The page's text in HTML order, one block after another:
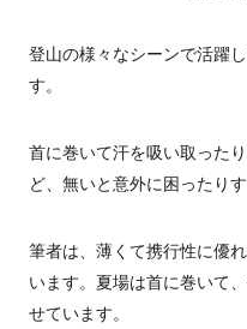
登山の様々なシーンで活躍
す。
首に巻いて汗を吸い取った
ど、無いと意外に困ったり
筆者は、薄くて携行性に優
います。夏場は首に巻いて
せています。